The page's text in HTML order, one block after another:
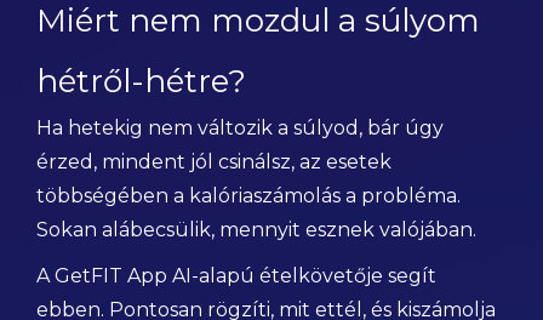
Miért nem mozdul a súlyom
hétről-hétre?
Ha hetekig nem változik a súlyod, bár úgy
érzed, mindent jól csinálsz, az esetek
többségében a kalóriaszámolás a probléma.
Sokan alábecsülik, mennyit esznek valójában.
A GetFIT App AI-alapú ételkövetője segít
ebben. Pontosan rögzíti, mit ettél, és kiszámolja